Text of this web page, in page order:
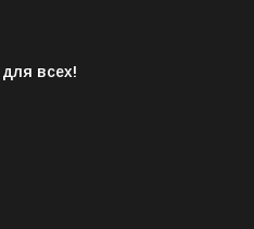
в Волхове выбрали
всех!